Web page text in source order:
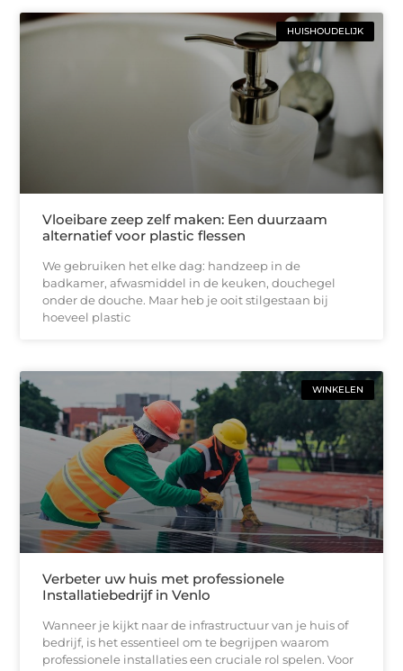
HUISHOUDELIJK
Vloeibare zeep zelf maken: Een duurzaam
alternatief voor plastic flessen
We gebruiken het elke dag: handzeep in de
badkamer, afwasmiddel in de keuken, douchegel
onder de douche. Maar heb je ooit stilgestaan bij
hoeveel plastic
WINKELEN
Verbeter uw huis met professionele
Installatiebedrijf in Venlo
Wanneer je kijkt naar de infrastructuur van je huis of
bedrijf, is het essentieel om te begrijpen waarom
professionele installaties een cruciale rol spelen. Voor